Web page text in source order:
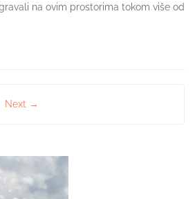
na ovim prostorima tokom više od
Next →